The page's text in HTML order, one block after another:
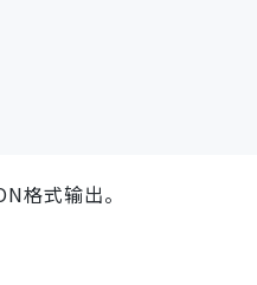
格式输出。